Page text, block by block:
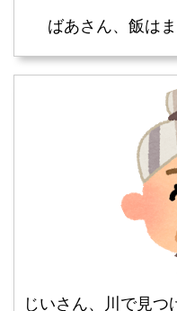
ばあさん、飯は
じいさん、川で見つ